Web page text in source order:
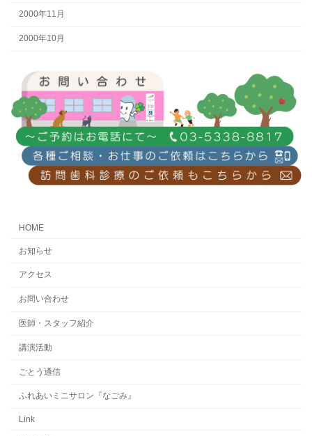
2000年11月
2000年10月
HOME
お知らせ
アクセス
お問い合わせ
医師・スタッフ紹介
講演活動
ごとう通信
ふれあいミニサロン『なごみ』
Link